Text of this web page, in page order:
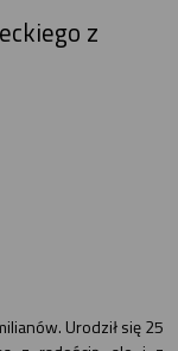
z
Urodził się 25